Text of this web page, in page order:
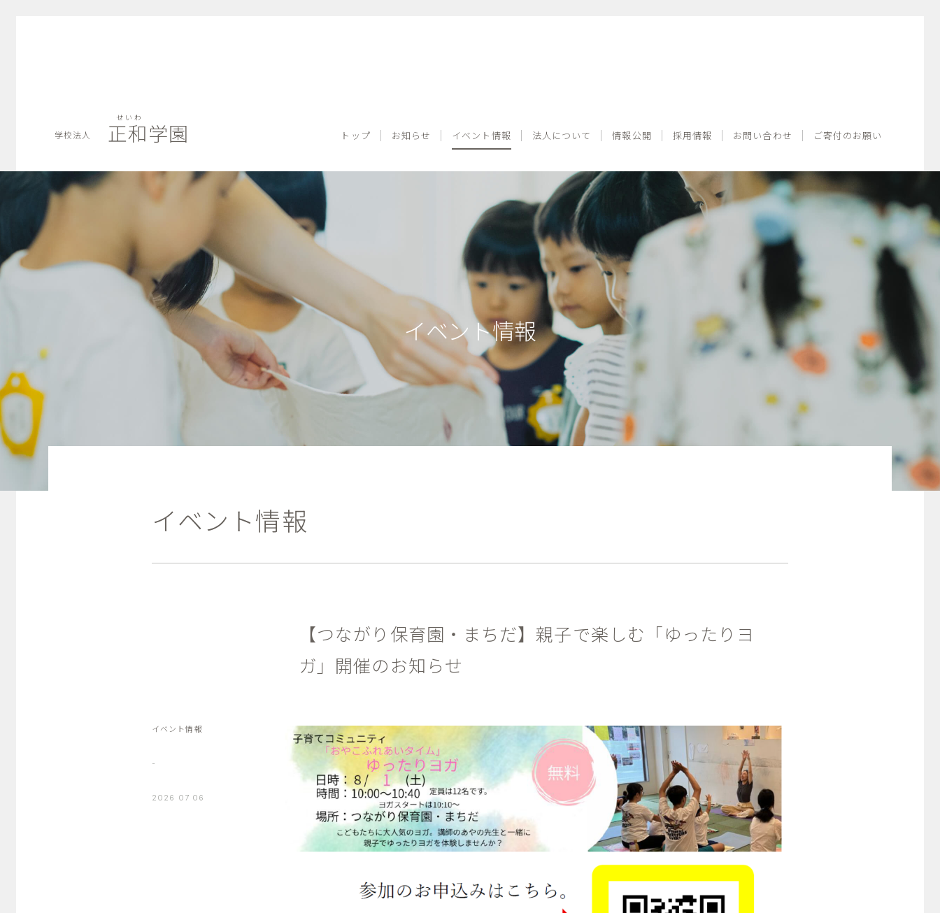
学校法人
せいわ
正和学園 トップ お知らせ イベント情報 法人について 情報公開 採用情報 お問い合わせ ご寄付のお願い
イベント情報
イベント情報
【つながり保育園・まちだ】親子で楽しむ「ゆったりヨ
ガ」開催のお知らせ
イベント情報
-
2026 07 06